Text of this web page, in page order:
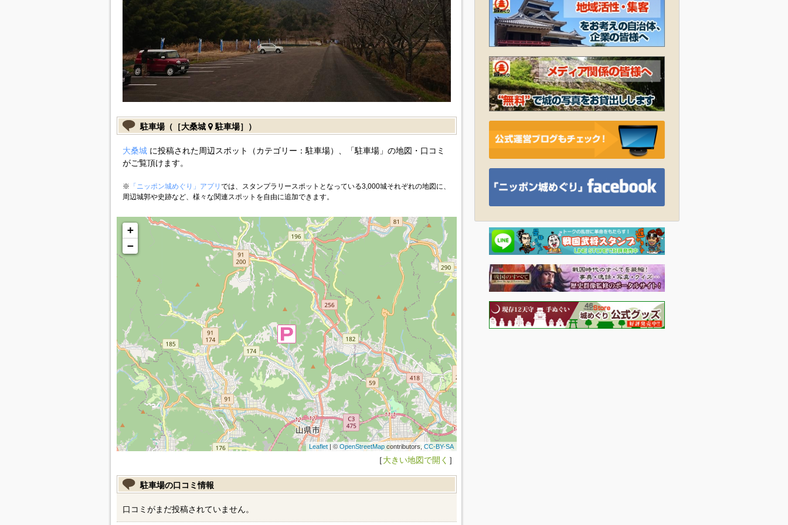
駐車場（［大桑城 駐車場］）
大桑城に投稿された周辺スポット（カテゴリー：駐車場）、「駐車場」の地図・口コミ
がご覧頂けます。
※ 「ニッポン城めぐり」アプリ では、スタンプラリースポットとなっている3,000城それぞれの地図に、
周辺城郭や史跡など、様々な関連スポットを自由に追加できます。
+
−
Leaflet| © OpenStreetMapcontributors, CC-BY-SA
［大きい地図で開く ］
駐車場の口コミ情報
口コミがまだ投稿されていません。